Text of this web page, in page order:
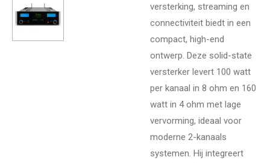
versterking, streaming en
connectiviteit biedt in een
compact, high-end
ontwerp. Deze solid-state
versterker levert 100 watt
per kanaal in 8 ohm en 160
watt in 4 ohm met lage
vervorming, ideaal voor
moderne 2-kanaals
systemen. Hij integreert